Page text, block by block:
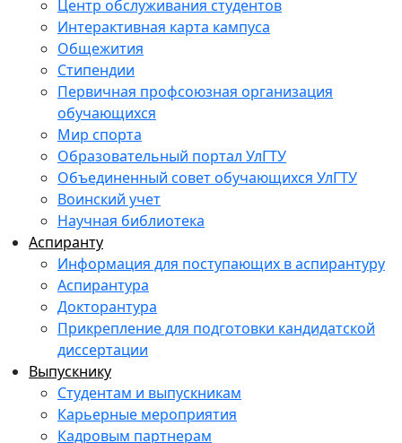
Центр обслуживания студентов
Интерактивная карта кампуса
Общежития
Стипендии
Первичная профсоюзная организация
обучающихся
Мир спорта
Образовательный портал УлГТУ
Объединенный совет обучающихся УлГТУ
Воинский учет
Научная библиотека
Аспиранту
Информация для поступающих в аспирантуру
Аспирантура
Докторантура
Прикрепление для подготовки кандидатской
диссертации
Выпускнику
Студентам и выпускникам
Карьерные мероприятия
Кадровым партнерам